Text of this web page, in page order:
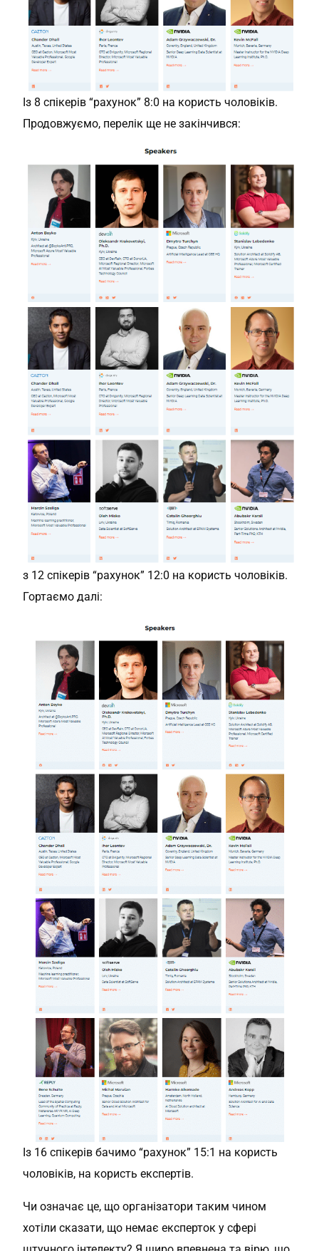
Із 8 спікерів “рахунок” 8:0 на користь чоловіків.
Продовжуємо, перелік ще не закінчився:
з 12 спікерів “рахунок” 12:0 на користь чоловіків.
Гортаємо далі:
Із 16 спікерів бачимо “рахунок” 15:1 на користь
чоловіків, на користь експертів.
Чи означає це, що організатори таким чином
хотіли сказати, що немає експерток у сфері